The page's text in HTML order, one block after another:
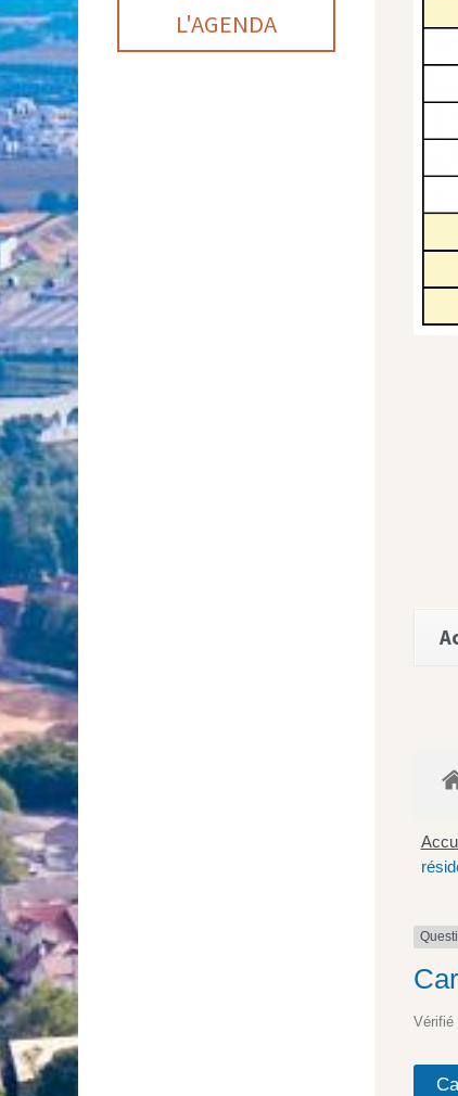
L'AGENDA
Vérifié